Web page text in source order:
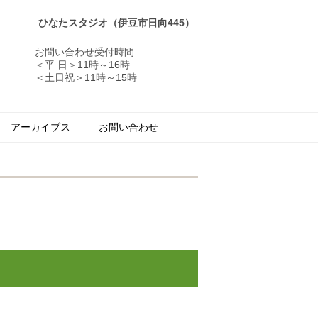
ひなたスタジオ（伊豆市日向445）
お問い合わせ受付時間
＜平 日＞11時～16時
＜土日祝＞11時～15時
アーカイブス お問い合わせ